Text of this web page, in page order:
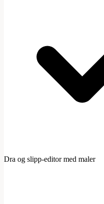
Dra og slipp-editor med maler